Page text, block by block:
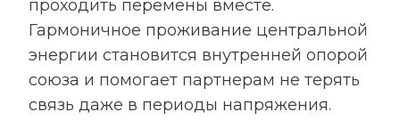
проходить перемены вместе.
Гармоничное проживание центральной
энергии становится внутренней опорой
союза и помогает партнерам не терять
связь даже в периоды напряжения.